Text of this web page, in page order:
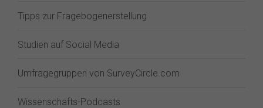
Tipps zur Fragebogenerstellung
Studien auf Social Media
Umfragegruppen von SurveyCircle.com
Wissenschafts-Podcasts